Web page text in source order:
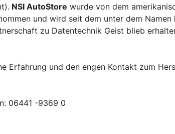
NSI AutoStore wurde von dem
und wird seit dem unter dem Namen
zu Datentechnik Geist blieb
Erfahrung und den engen Kontakt zum
06441 -9369 0